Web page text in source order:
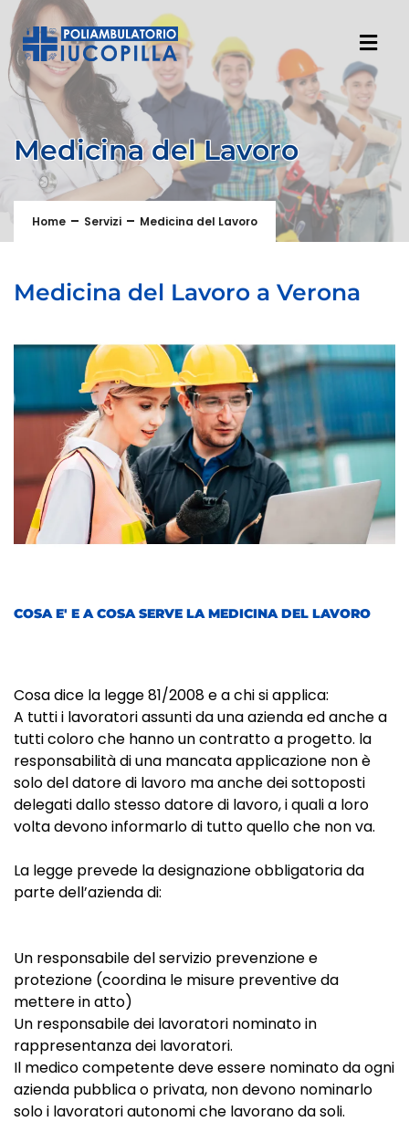
Medicina del Lavoro
Home Servizi Medicina del Lavoro
Medicina del Lavoro a Verona
COSA E' E A COSA SERVE LA MEDICINA DEL LAVORO
Cosa dice la legge 81/2008 e a chi si applica:
A tutti i lavoratori assunti da una azienda ed anche a
tutti coloro che hanno un contratto a progetto. la
responsabilità di una mancata applicazione non è
solo del datore di lavoro ma anche dei sottoposti
delegati dallo stesso datore di lavoro, i quali a loro
volta devono informarlo di tutto quello che non va.
La legge prevede la designazione obbligatoria da
parte dell’azienda di:
Un responsabile del servizio prevenzione e
protezione (coordina le misure preventive da
mettere in atto)
Un responsabile dei lavoratori nominato in
rappresentanza dei lavoratori.
Il medico competente deve essere nominato da ogni
azienda pubblica o privata, non devono nominarlo
solo i lavoratori autonomi che lavorano da soli.